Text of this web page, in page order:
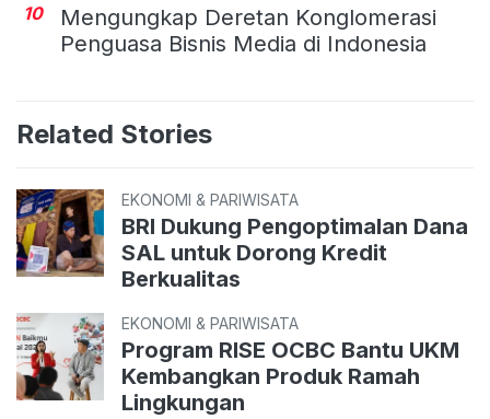
10
Mengungkap Deretan Konglomerasi
Penguasa Bisnis Media di Indonesia
Related Stories
EKONOMI & PARIWISATA
BRI Dukung Pengoptimalan Dana
SAL untuk Dorong Kredit
Berkualitas
EKONOMI & PARIWISATA
Program RISE OCBC Bantu UKM
Kembangkan Produk Ramah
Lingkungan